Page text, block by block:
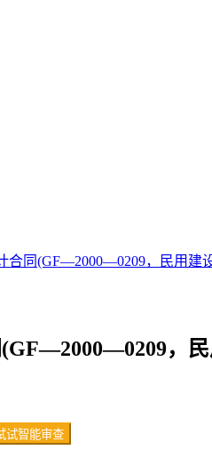
合同(GF—2000—0209，民用建
，
试智能审查